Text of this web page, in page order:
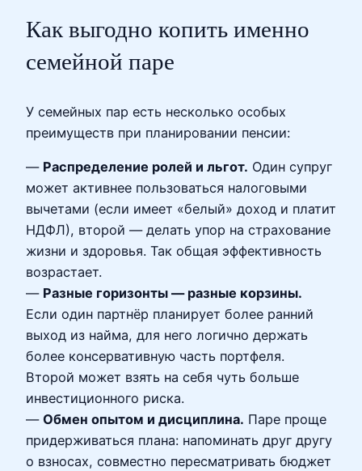
Как выгодно копить именно
семейной паре
У семейных пар есть несколько особых
преимуществ при планировании пенсии:
— Распределение ролей и льгот. Один супруг
может активнее пользоваться налоговыми
вычетами (если имеет «белый» доход и платит
НДФЛ), второй — делать упор на страхование
жизни и здоровья. Так общая эффективность
возрастает.
— Разные горизонты — разные корзины.
Если один партнёр планирует более ранний
выход из найма, для него логично держать
более консервативную часть портфеля.
Второй может взять на себя чуть больше
инвестиционного риска.
— Обмен опытом и дисциплина. Паре проще
придерживаться плана: напоминать друг другу
о взносах, совместно пересматривать бюджет